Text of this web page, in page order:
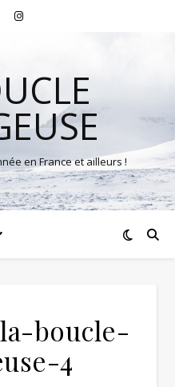
en France et ailleurs !
boucle-
4